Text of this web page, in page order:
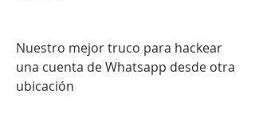
Nuestro mejor truco para hackear
una cuenta de Whatsapp desde otra
ubicación